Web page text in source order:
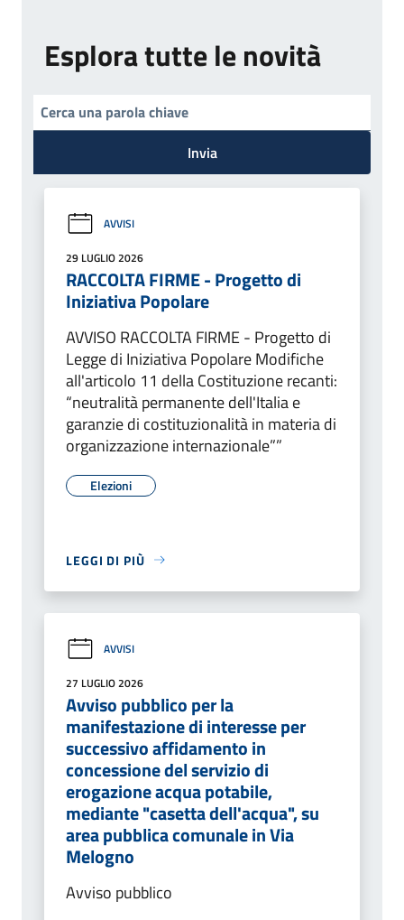
Esplora tutte le novità
Invia
AVVISI
29 LUGLIO 2026
RACCOLTA FIRME - Progetto di
Iniziativa Popolare
AVVISO RACCOLTA FIRME - Progetto di
Legge di Iniziativa Popolare Modifiche
all'articolo 11 della Costituzione recanti:
“neutralità permanente dell'Italia e
garanzie di costituzionalità in materia di
organizzazione internazionale””
Elezioni
LEGGI DI PIÙ
AVVISI
27 LUGLIO 2026
Avviso pubblico per la
manifestazione di interesse per
successivo affidamento in
concessione del servizio di
erogazione acqua potabile,
mediante "casetta dell'acqua", su
area pubblica comunale in Via
Melogno
Avviso pubblico